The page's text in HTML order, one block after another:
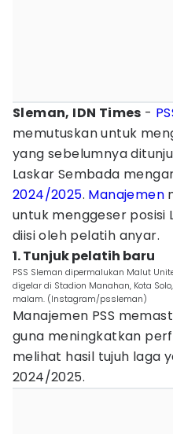
Sleman, IDN Times -
memutuskan untuk
yang sebelumnya
Laskar Sembada
2024/2025. Manajemen
untuk menggeser posisi
diisi oleh pelatih anyar.
1. Tunjuk pelatih baru
PSS Sleman dipermalukan Malut
digelar di Stadion Manahan, Kota
malam. (Instagram/pssleman)
Manajemen PSS
guna meningkatkan
melihat hasil tujuh laga
2024/2025.